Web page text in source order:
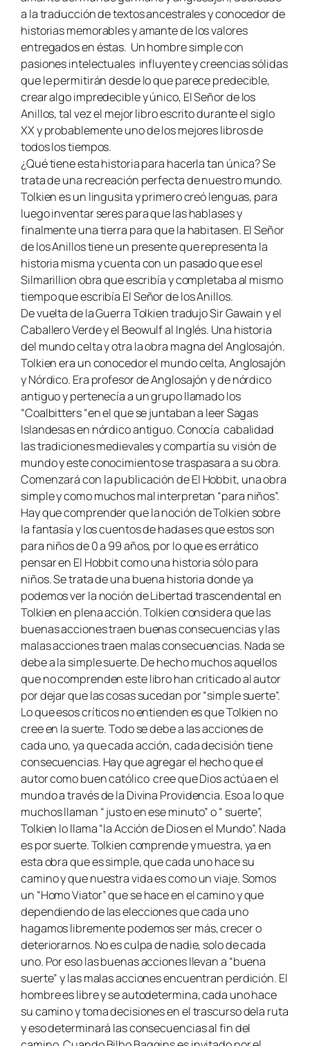
a la traducción de textos ancestrales y conocedor de
historias memorables y amante de los valores
entregados en éstas. Un hombre simple con
pasiones intelectuales influyente y creencias sólidas
que le permitirán desde lo que parece predecible,
crear algo impredecible y único, El Señor de los
Anillos,tal vez el mejor libro escrito durante el siglo
XX y probablemente uno de los mejores libros de
todos los tiempos.
¿Qué tiene esta historia para hacerla tan única? Se
trata de una recreación perfecta de nuestro mundo.
Tolkien es un lingusita y primero creó lenguas, para
luego inventar seres para que las hablases y
finalmente una tierra para que la habitasen. El Señor
de los Anillostiene un presente que representa la
historia misma y cuenta con un pasado que es el
Silmarillion obra que escribía y completaba al mismo
tiempo que escribía El Señor de los Anillos.
De vuelta de la Guerra Tolkien tradujoSir Gawain y el
Caballero Verdey el Beowulfal Inglés. Una historia
del mundo celta y otra la obra magna del Anglosajón.
Tolkien era un conocedor el mundo celta, Anglosajón
y Nórdico. Era profesor de Anglosajón y de nórdico
antiguo y pertenecía a un grupo llamado los
“Coalbitters “en el que se juntaban a leer Sagas
Islandesas en nórdico antiguo. Conocía cabalidad
las tradiciones medievales y compartía su visión de
mundo y este conocimiento se traspasara a su obra.
Comenzará con la publicación deEl Hobbit, una obra
simple y como muchos mal interpretan “para niños”.
Hay que comprender que la noción de Tolkien sobre
la fantasía y los cuentos de hadas es que estos son
para niños de 0 a 99 años, por lo que es errático
pensar en El Hobbitcomo una historia sólo para
niños. Se trata de una buena historia donde ya
podemos ver la noción de Libertad trascendental en
Tolkien en plena acción. Tolkien considera que las
buenas acciones traen buenas consecuencias y las
malas acciones traen malas consecuencias. Nada se
debe a la simple suerte. De hecho muchos aquellos
que no comprenden este libro han criticado al autor
por dejar que las cosas sucedan por “simple suerte”.
Lo que esos críticos no entienden es que Tolkien no
cree en la suerte. Todo se debe a las acciones de
cada uno, ya que cada acción, cada decisión tiene
consecuencias. Hay que agregar el hecho que el
autor como buen católico cree que Dios actúa en el
mundo a través de la Divina Providencia. Eso a lo que
muchos llaman “ justo en ese minuto” o “ suerte”,
Tolkien lo llama “la Acción de Dios en el Mundo”. Nada
es por suerte. Tolkien comprende y muestra, ya en
esta obra que es simple, que cada uno hace su
camino y que nuestra vida es como un viaje. Somos
un “Homo Viator” que se hace en el camino y que
dependiendo de las elecciones que cada uno
hagamos libremente podemos ser más, crecer o
deteriorarnos. No es culpa de nadie, solo de cada
uno. Por eso las buenas acciones llevan a “buena
suerte” y las malas acciones encuentran perdición. El
hombre es libre y se autodetermina, cada uno hace
su camino y toma decisiones en el trascurso dela ruta
y eso determinará las consecuencias al fin del